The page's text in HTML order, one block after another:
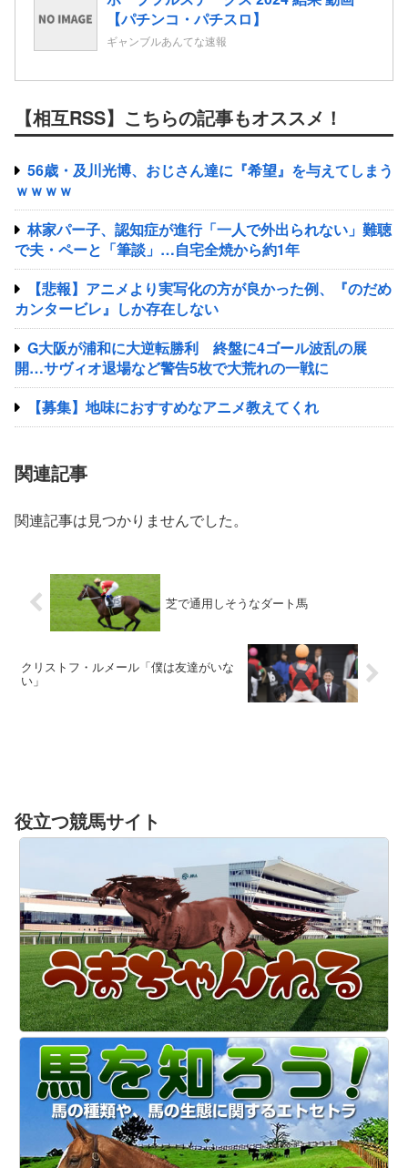
【パチンコ・パチスロ】
ギャンブルあんてな速報
【相互RSS】こちらの記事もオススメ！
56歳・及川光博、おじさん達に『希望』を与えてしまう
ｗｗｗｗ
林家パー子、認知症が進行「一人で外出られない」難聴
で夫・ペーと「筆談」…自宅全焼から約1年
【悲報】アニメより実写化の方が良かった例、『のだめ
カンタービレ』しか存在しない
G大阪が浦和に大逆転勝利 終盤に4ゴール波乱の展
開…サヴィオ退場など警告5枚で大荒れの一戦に
【募集】地味におすすめなアニメ教えてくれ
関連記事
関連記事は見つかりませんでした。
芝で通用しそうなダート馬
クリストフ・ルメール「僕は友達がいな
い」
役立つ競馬サイト